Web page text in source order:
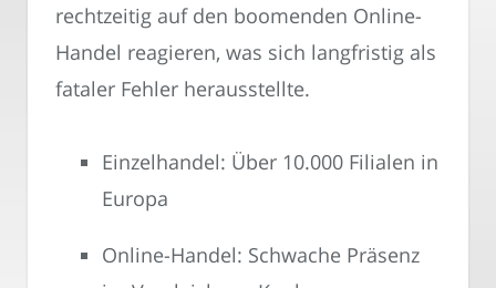
rechtzeitig auf den boomenden Online-
Handel reagieren, was sich langfristig als
fataler Fehler herausstellte.
Einzelhandel: Über 10.000 Filialen in
Europa
Online-Handel: Schwache Präsenz